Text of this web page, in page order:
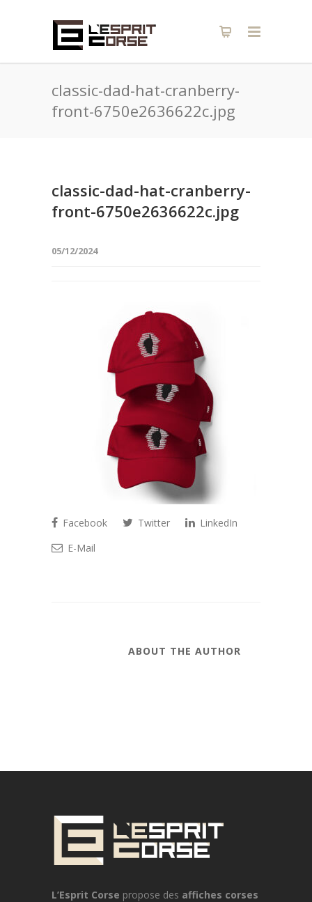
classic-dad-hat-cranberry-
front-6750e2636622c.jpg
classic-dad-hat-cranberry-
front-6750e2636622c.jpg
05/12/2024
Facebook Twitter
LinkedIn
E-Mail
ABOUT THE AUTHOR
L’Esprit Corse propose des affiches corses